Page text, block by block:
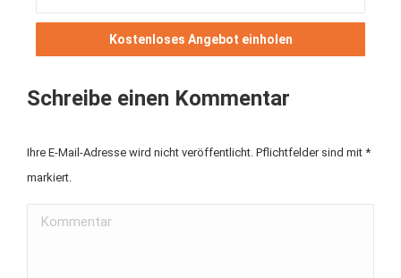
Kostenloses Angebot einholen
Schreibe einen Kommentar
Ihre E-Mail-Adresse wird nicht veröffentlicht. Pflichtfelder sind mit *
markiert.
Kommentar